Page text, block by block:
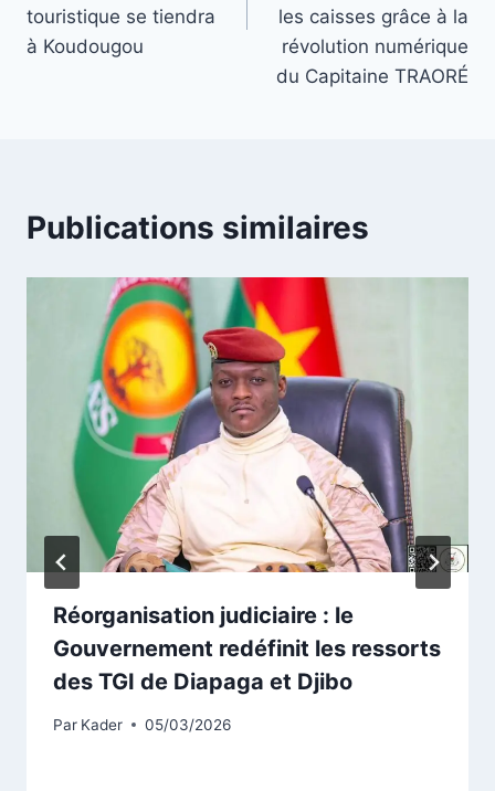
touristique se tiendra
à Koudougou
les caisses grâce à la
révolution numérique
du Capitaine TRAORÉ
Publications similaires
Réorganisation judiciaire : le
Gouvernement redéfinit les ressorts
des TGI de Diapaga et Djibo
Par Kader 05/03/2026